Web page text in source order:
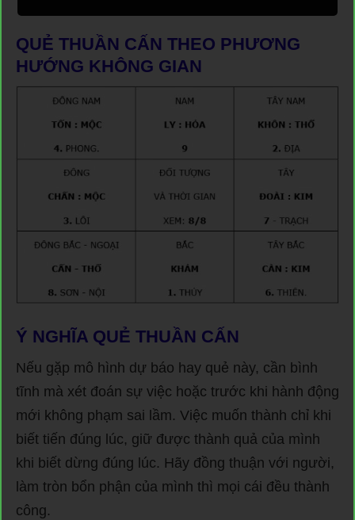
QUẺ THUẦN CẤN THEO PHƯƠNG
HƯỚNG KHÔNG GIAN
Ý NGHĨA QUẺ THUẦN CẤN
Nếu gặp mô hình dự báo hay quẻ này, cần bình
tĩnh mà xét đoán sự việc hoặc trước khi hành động
mới không phạm sai lầm. Việc muốn thành chỉ khi
biết tiến đúng lúc, giữ được thành quả của mình
khi biết dừng đúng lúc. Hãy đồng thuận với người,
làm tròn bổn phận của mình thì mọi cái đều thành
công.